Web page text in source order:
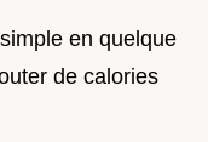
en quelque
de calories